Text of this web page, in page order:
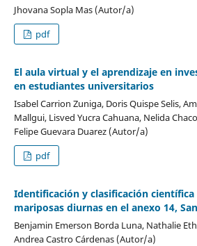
Jhovana Sopla Mas (Autor/a)
pdf
El aula virtual y el aprendizaje en
en estudiantes universitarios
Isabel Carrion Zuniga, Doris Quispe Selis,
Mallgui, Lisved Yucra Cahuana, Nelida
Felipe Guevara Duarez (Autor/a)
pdf
Identificación y clasificación científica
mariposas diurnas en el anexo 14,
Benjamin Emerson Borda Luna, Nathalie
Andrea Castro Cárdenas (Autor/a)